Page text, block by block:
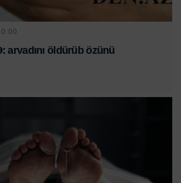
arvadını öldürüb özünü